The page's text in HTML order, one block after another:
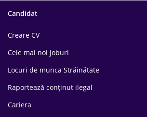
Candidat
Creare CV
Cele mai noi joburi
Locuri de munca Străinătate
Raportează conținut ilegal
Cariera